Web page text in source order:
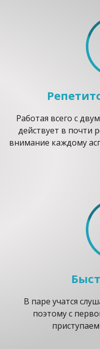
Работая всего с
действует в почти
внимание каждому
В паре учатся
поэтому с